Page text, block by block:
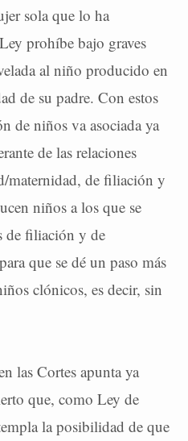
sola que lo ha
prohíbe bajo graves
al niño producido en
de su padre. Con estos
de niños va asociada ya
de las relaciones
maternidad, de filiación y
niños a los que se
de filiación y de
que se dé un paso más
clónicos, es decir, sin
las Cortes apunta ya
que, como Ley de
la posibilidad de que